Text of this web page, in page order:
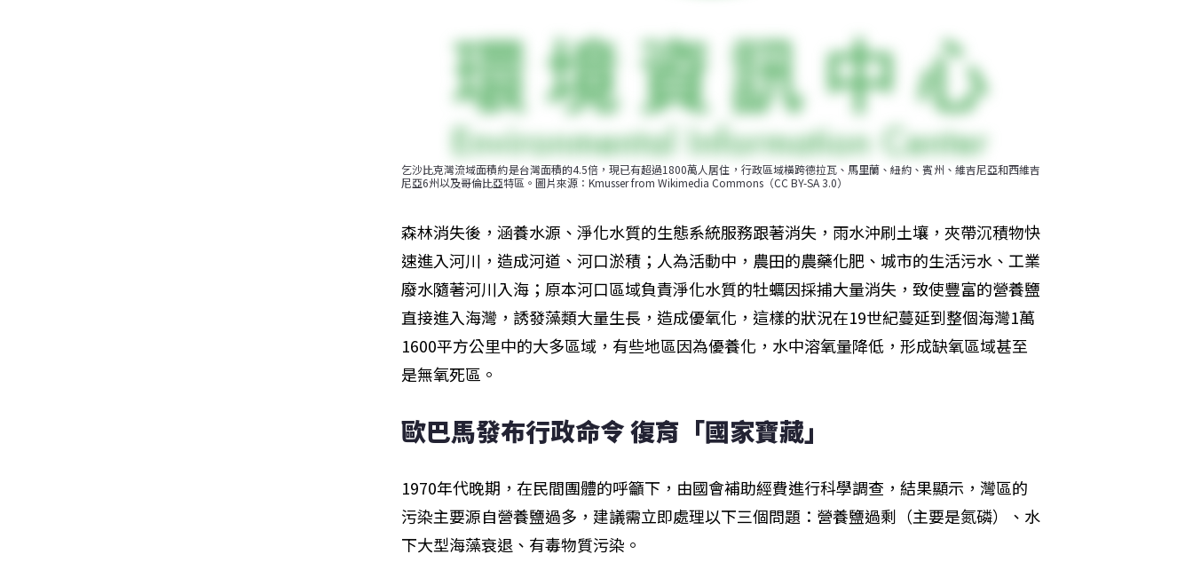
乞沙比克灣流域面積約是台灣面積的4.5倍，現已有超過1800萬人居住，行政區域橫跨德拉瓦、馬里蘭、紐約、賓州、維吉尼亞和西維吉
尼亞6州以及哥倫比亞特區。圖片來源：Kmusser from Wikimedia Commons（CC BY-SA 3.0）
森林消失後，涵養水源、淨化水質的生態系統服務跟著消失，雨水沖刷土壤，夾帶沉積物快
速進入河川，造成河道、河口淤積；人為活動中，農田的農藥化肥、城市的生活污水、工業
廢水隨著河川入海；原本河口區域負責淨化水質的牡蠣因採捕大量消失，致使豐富的營養鹽
直接進入海灣，誘發藻類大量生長，造成優氧化，這樣的狀況在19世紀蔓延到整個海灣1萬
1600平方公里中的大多區域，有些地區因為優養化，水中溶氧量降低，形成缺氧區域甚至
是無氧死區。
歐巴馬發布行政命令 復育「國家寶藏」
1970年代晚期，在民間團體的呼籲下，由國會補助經費進行科學調查，結果顯示，灣區的
污染主要源自營養鹽過多，建議需立即處理以下三個問題：營養鹽過剩（主要是氮磷）、水
下大型海藻衰退、有毒物質污染。